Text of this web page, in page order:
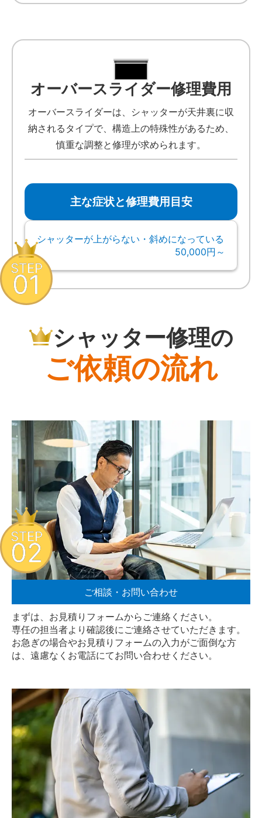
オーバースライダー修理費用
オーバースライダーは、シャッターが天井裏に収
納されるタイプで、構造上の特殊性があるため、
慎重な調整と修理が求められます。
主な症状と修理費用目安
シャッターが上がらない・斜めになっている
50,000円～
シャッター修理の
ご依頼の流れ
STEP
01
ご相談・お問い合わせ
まずは、お見積りフォームからご連絡ください。
専任の担当者より確認後にご連絡させていただきます。
お急ぎの場合やお見積りフォームの入力がご面倒な方
は、遠慮なく お電話にてお問い合わせください。
STEP
02